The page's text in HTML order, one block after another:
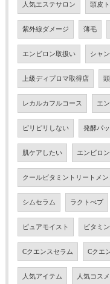
人気エステサロン 頭皮
紫外線ダメージ 薄毛
エンビロン取扱い シャ
上級ディプロマ取得店
レカルカフルコース エ
ピリピリしない 発酵パッ
肌ケアしたい エンビロ
クールビタミントリートメン
シムセラム ラクトぺプ
ピュアモイスト ビタミ
Cクエンスセラム Cクエ
人気アイテム 人気コスメ